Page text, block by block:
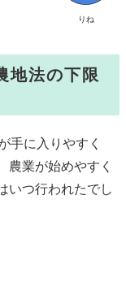
りね
法の下限
手に入りやすく
農業が始めやすく
いつ行われたでし